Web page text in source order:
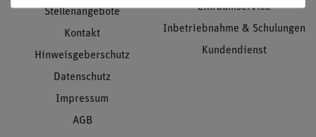
Stellenangebote
Kontakt
Hinweisgeberschutz
Datenschutz
Impressum
AGB
Einräumservice
Inbetriebnahme & Schulungen
Kundendienst